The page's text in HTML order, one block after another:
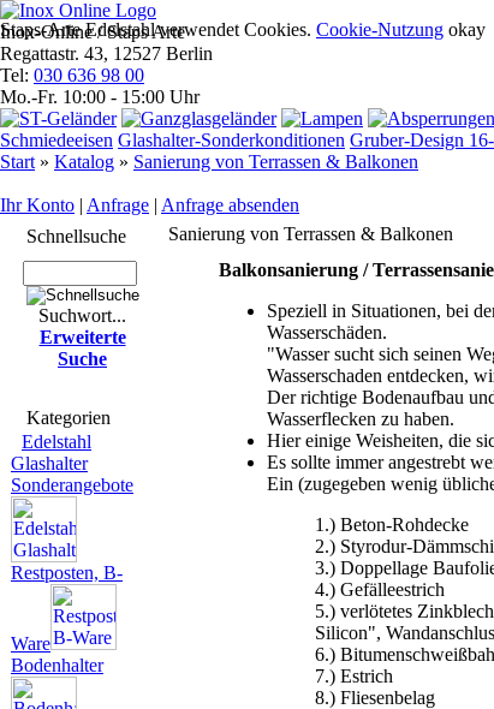
Staps-Arte Edelstahl verwendet Cookies. Cookie-Nutzung okay
Inox-Online / Staps Arte
Regattastr. 43, 12527 Berlin
Tel: 030 636 98 00
Mo.-Fr. 10:00 - 15:00 Uhr
Schmiedeeisen Glashalter-Sonderkonditionen Gruber-Design
Start » Katalog » Sanierung von Terrassen & Balkonen
Ihr Konto | Anfrage | Anfrage absenden
Schnell­suche
Suchwort...
Erwei­terte
Suche
Kate­gorien
Edelstahl
Glashalter
Sonderangebote
Restposten, B-
Ware
Bodenhalter
Sanierung von Terrassen & Balkonen
Balkonsanierung /
Speziell in Situationen, bei
Wasserschäden.
"Wasser sucht sich seinen
Wasserschaden entdecken,
Der richtige Bodenaufbau
Wasserflecken zu haben.
Hier einige Weisheiten, die
Es sollte immer angestrebt
Ein (zugegeben wenig
1.) Beton-Rohdecke
2.) Styrodur-
3.) Doppellage
4.) Gefälleestrich
5.) verlötetes
Silicon",
6.)
7.) Estrich
8.) Fliesenbelag